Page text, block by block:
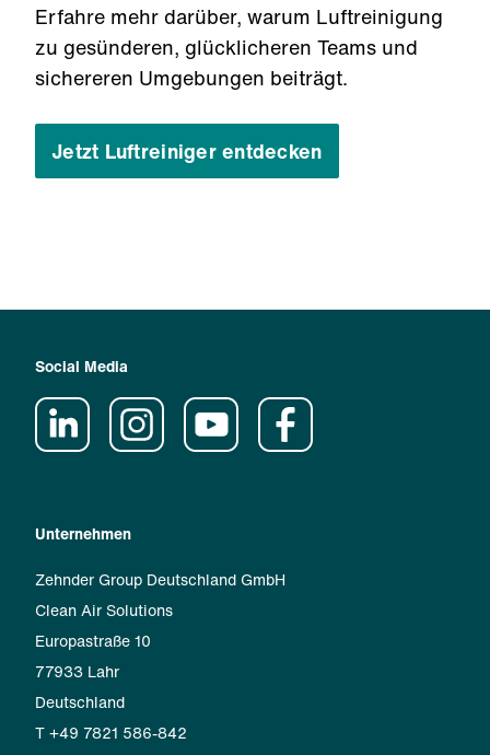
Erfahre mehr darüber, warum Luftreinigung
zu gesünderen, glücklicheren Teams und
sichereren Umgebungen beiträgt.
Jetzt Luftreiniger entdecken
Unternehmen
Zehnder Group Deutschland GmbH
Clean Air Solutions
Europastraße 10
77933 Lahr
Deutschland
T +49 7821 586-842
Social Media